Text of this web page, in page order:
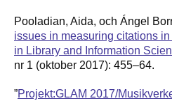
Pooladian, Aida, och Ángel
issues in measuring citations
in Library and Information
nr 1 (oktober 2017): 455–64.
”Projekt:GLAM 2017/